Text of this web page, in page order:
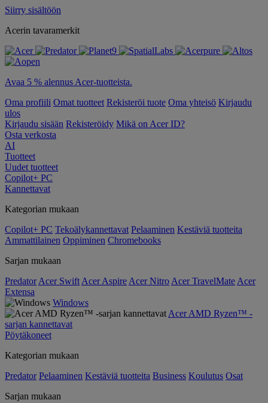
Siirry sisältöön
Acerin tavaramerkit
Avaa 5 % alennus Acer-tuotteista.
Oma profiili Omat tuotteet Rekisteröi tuote Oma yhteisö Kirjaudu
ulos
Kirjaudu sisään Rekisteröidy Mikä on Acer ID?
Osta verkosta
AI
Tuotteet
Uudet tuotteet
Copilot+ PC
Kannettavat
Kategorian mukaan
Copilot+ PC Tekoälykannettavat Pelaaminen Kestäviä tuotteita
Ammattilainen Oppiminen Chromebooks
Sarjan mukaan
Predator Acer Swift Acer Aspire Acer Nitro Acer TravelMate Acer
Extensa
Windows
Acer AMD Ryzen™ -
sarjan kannettavat
Pöytäkoneet
Kategorian mukaan
Predator Pelaaminen Kestäviä tuotteita Business Koulutus Osat
Sarjan mukaan